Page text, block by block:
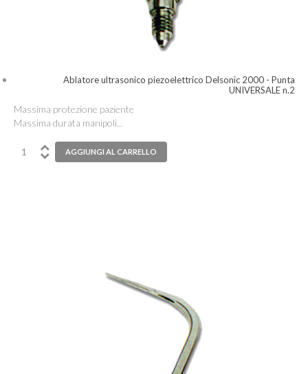
Ablatore ultrasonico piezoelettrico Delsonic 2000 - Punta
UNIVERSALE n.2
Massima protezione paziente
Massima durata manipoli...